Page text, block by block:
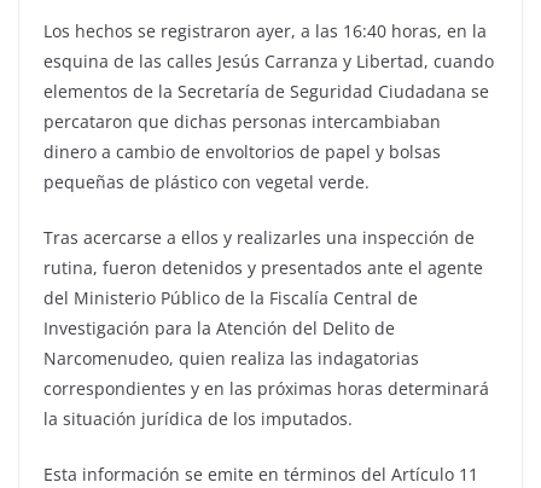
Los hechos se registraron ayer, a las 16:40 horas, en la
esquina de las calles Jesús Carranza y Libertad, cuando
elementos de la Secretaría de Seguridad Ciudadana se
percataron que dichas personas intercambiaban
dinero a cambio de envoltorios de papel y bolsas
pequeñas de plástico con vegetal verde.
Tras acercarse a ellos y realizarles una inspección de
rutina, fueron detenidos y presentados ante el agente
del Ministerio Público de la Fiscalía Central de
Investigación para la Atención del Delito de
Narcomenudeo, quien realiza las indagatorias
correspondientes y en las próximas horas determinará
la situación jurídica de los imputados.
Esta información se emite en términos del Artículo 11